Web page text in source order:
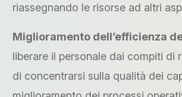
riassegnando le risorse ad altri
Miglioramento dell’efficienza
liberare il personale dai compiti di
di concentrarsi sulla qualità dei